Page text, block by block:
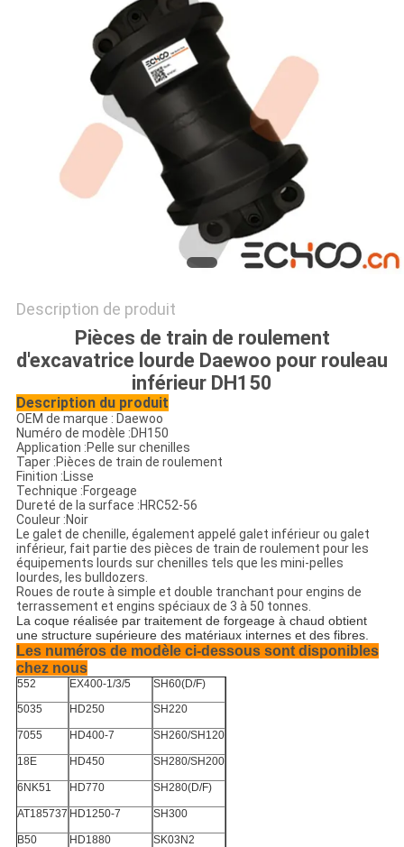
PRIVACY
POLICY
Description de produit
Pièces de train de roulement
d'excavatrice lourde Daewoo pour rouleau
inférieur DH150
Description du produit
OEM de marque : Daewoo
Numéro de modèle :DH150
Application :Pelle sur chenilles
Taper :Pièces de train de roulement
Finition :Lisse
Technique :Forgeage
Dureté de la surface :HRC52-56
Couleur :Noir
Le galet de chenille, également appelé galet inférieur ou galet
inférieur, fait partie des pièces de train de roulement pour les
équipements lourds sur chenilles tels que les mini-pelles
lourdes, les bulldozers.
Roues de route à simple et double tranchant pour engins de
terrassement et engins spéciaux de 3 à 50 tonnes.
La coque réalisée par traitement de forgeage à chaud obtient
une structure supérieure des matériaux internes et des fibres.
Les numéros de modèle ci-dessous sont disponibles
chez nous
552 EX400-1/3/5
SH60(D/F)
5035
HD250 SH220
7055 HD400-7 SH260/SH120
18E HD450 SH280/SH200
6NK51 HD770 SH280(D/F)
AT185737 HD1250-7 SH300
B50 HD1880 SK03N2